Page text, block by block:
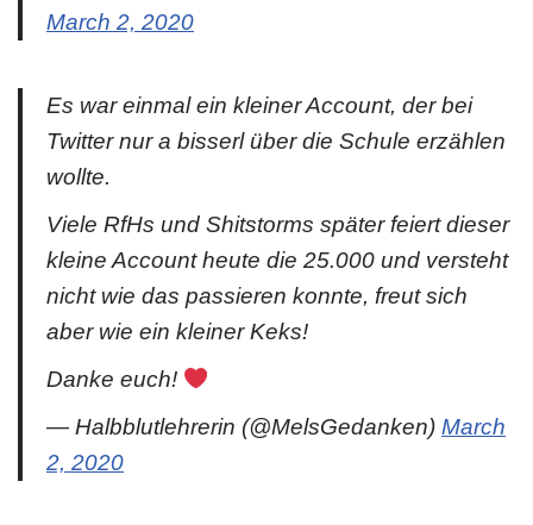
March 2, 2020
Es war einmal ein kleiner Account, der bei
Twitter nur a bisserl über die Schule erzählen
wollte.
Viele RfHs und Shitstorms später feiert dieser
kleine Account heute die 25.000 und versteht
nicht wie das passieren konnte, freut sich
aber wie ein kleiner Keks!
Danke euch!
— Halbblutlehrerin (@MelsGedanken) March
2, 2020